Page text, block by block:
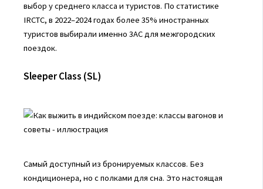
выбор у среднего класса и туристов. По статистике
IRCTC, в 2022–2024 годах более 35% иностранных
туристов выбирали именно 3AC для межгородских
поездок.
Sleeper Class (SL)
Самый доступный из бронируемых классов. Без
кондиционера, но с полками для сна. Это настоящая